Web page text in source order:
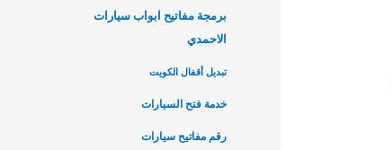
برمجة مفاتيح ابواب سيارات
الاحمدي
تبديل أقفال الكويت
خدمة فتح السيارات
رقم مفاتيح سيارات